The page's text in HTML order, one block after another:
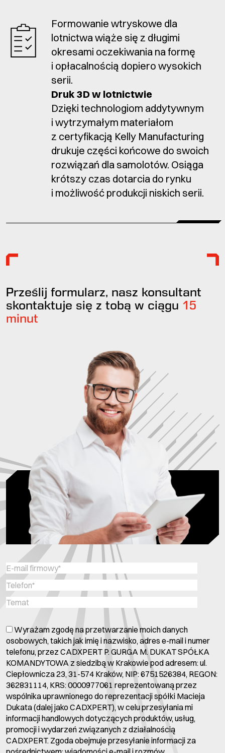
Formowanie wtryskowe dla
lotnictwa wiąże się z długimi
okresami oczekiwania na formę
i opłacalnością dopiero wysokich
serii.
Druk 3D w lotnictwie
Dzięki technologiom addytywnym
i wytrzymałym materiałom
z certyfikacją Kelly Manufacturing
drukuje części końcowe do swoich
rozwiązań dla samolotów. Osiąga
krótszy czas dotarcia do rynku
i możliwość produkcji niskich serii.
Prześlij formularz, nasz konsultant
skontaktuje się z tobą w ciągu 15
minut
Wyrażam zgodę na przetwarzanie moich danych
osobowych, takich jak imię i nazwisko, adres e-mail i numer
telefonu, przez CADXPERT P. GURGA M. DUKAT SPÓŁKA
KOMANDYTOWA z siedzibą w Krakowie pod adresem: ul.
Ciepłownicza 23, 31-574 Kraków, NIP: 6751526384, REGON:
362831114, KRS: 0000977061 reprezentowaną przez
wspólnika uprawnionego do reprezentacji spółki Macieja
Dukata (dalej jako CADXPERT), w celu przesyłania mi
informacji handlowych dotyczących produktów, usług,
promocji i wydarzeń związanych z działalnością
CADXPERT. Zgoda obejmuje przesyłanie informacji za